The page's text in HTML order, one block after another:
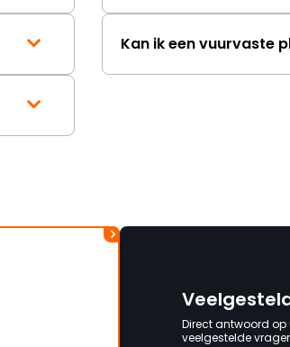
Kan ik een vuurvaste
Direct antwoord op
veelgestelde